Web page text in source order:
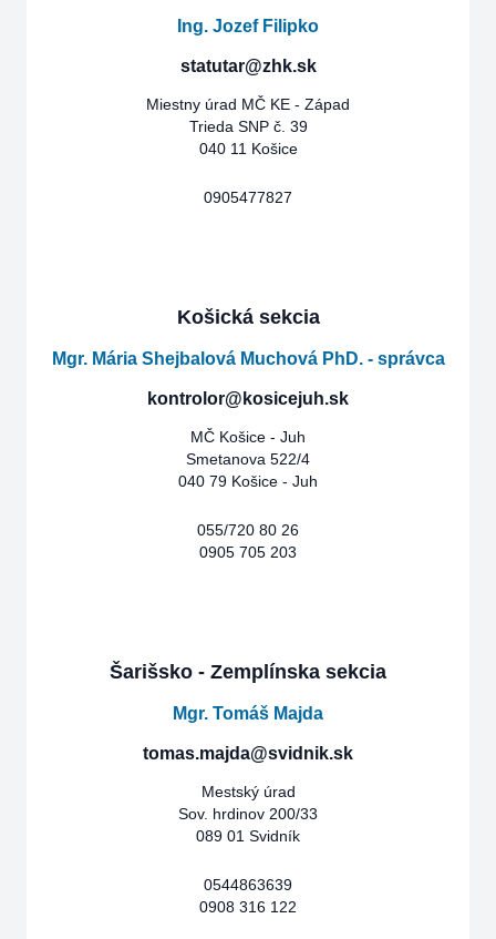
Ing. Jozef Filipko
statutar@zhk.sk
Miestny úrad MČ KE - Západ
Trieda SNP č. 39
040 11 Košice
0905477827
Košická sekcia
Mgr. Mária Shejbalová Muchová PhD. - správca
kontrolor@kosicejuh.sk
MČ Košice - Juh
Smetanova 522/4
040 79 Košice - Juh
055/720 80 26
0905 705 203
Šarišsko - Zemplínska sekcia
Mgr. Tomáš Majda
tomas.majda@svidnik.sk
Mestský úrad
Sov. hrdinov 200/33
089 01 Svidník
0544863639
0908 316 122